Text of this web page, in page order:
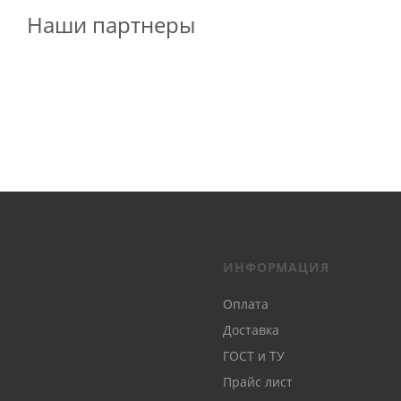
Наши партнеры
ИНФОРМАЦИЯ
Оплата
Доставка
ГОСТ и ТУ
Прайс лист